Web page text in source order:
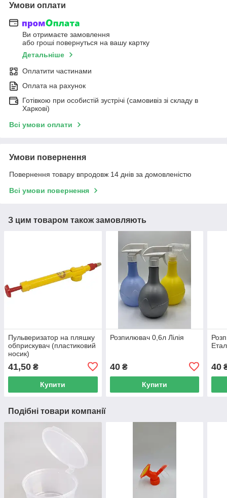
Умови оплати
Ви отримаєте замовлення
або гроші повернуться на вашу картку
Детальніше
Оплатити частинами
Оплата на рахунок
Готівкою при особистій зустрічі (самовивіз зі складу в
Харкові)
Всі умови оплати
Умови повернення
Повернення товару впродовж 14 днів за домовленістю
Всі умови повернення
З цим товаром також замовляють
Пульверизатор на пляшку
обприскувач (пластиковий
носик)
41,50 ₴
Купити
Розпилювач 0,6л Лілія
40₴
Купити
40
Подібні товари компанії